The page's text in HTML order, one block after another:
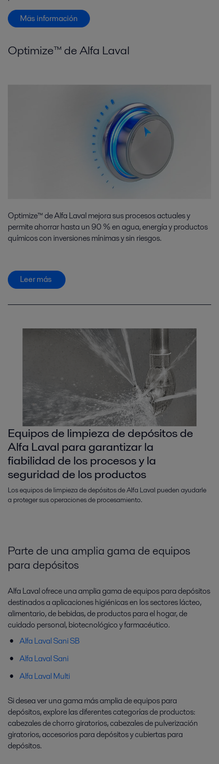
Mäs información
Optimize™ de Alfa Laval
Optimize™ de Alfa Laval mejora sus procesos actuales y
permite ahorrar hasta un 90 % en agua, energía y productos
químicos con inversiones mínimas y sin riesgos.
Leer más
Equipos de limpieza de depósitos de
Alfa Laval para garantizar la
fiabilidad de los procesos y la
seguridad de los productos
Los equipos de limpieza de depósitos de Alfa Laval pueden ayudarle
a proteger sus operaciones de procesamiento.
Parte de una amplia gama de equipos
para depósitos
Alfa Laval ofrece una amplia gama de equipos para depósitos
destinados a aplicaciones higiénicas en los sectores lácteo,
alimentario, de bebidas, de productos para el hogar, de
cuidado personal, biotecnológico y farmacéutico.
Alfa Laval Sani SB
Alfa Laval Sani
Alfa Laval Multi
Si desea ver una gama más amplia de equipos para
depósitos, explore las diferentes categorías de productos:
cabezales de chorro giratorios, cabezales de pulverización
giratorios, accesorios para depósitos y cubiertas para
depósitos.